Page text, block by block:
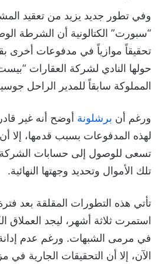
وفي تطور جديد يزيد من تعقيد
“سبورت” الكتالونية أن الشرطة
حولها النادي لشركة العقارات
المملوكة سابقاً للمدير الراحل
ورغم أن برشلونة أوضح أنه غير
لهذه المدفوعات بسبب قدمها، إلا
تسعى للوصول إلى حسابات
تلك الأموال وتحديد وجهتها النهائية.
تأتي هذه التطورات المقلقة بعد
استمرت ثلاثة أشهر، ليجد العملاق
في مرمى الشبهات. ورغم عدم
الآن، إلا أن التحقيقات الجارية في